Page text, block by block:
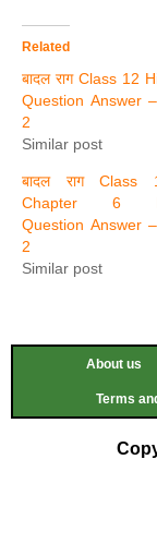
Related
बादल राग Class 12
Question Answer
2
Similar post
बादल राग Class
Chapter 6
Question Answer
2
Similar post
About us
Terms